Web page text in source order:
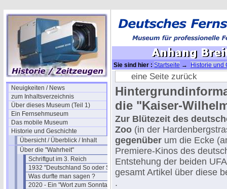
Neuigkeiten / News
zum Inhaltsverzeichnis
Über dieses Museum (Teil 1)
Ein Fernsehmuseum
Das mobile Museum
Historie und Geschichte
Übersicht / Überblick / Inhalt
Über die "Wahrheit"
Schriftgut im 3. Reich
1932 "Deutschland So oder So"
Was durfte man sagen ?
2020 - Ein "Wort zum Sonntag"
Sie sind hier : Startseite →
Historie und
PALAST"→ Anhang Breitscheidplatz
eine Seite zurück
die "Kaiser-
Zur Blütezeit des
Zoo (in der
gegenüber um die Ecke
Premiere-Kinos des
Entstehung der beiden
gesamt Artikel über diese
.